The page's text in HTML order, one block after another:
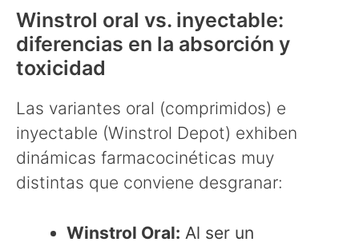
Winstrol oral vs. inyectable:
diferencias en la absorción y
toxicidad
Las variantes oral (comprimidos) e
inyectable (Winstrol Depot) exhiben
dinámicas farmacocinéticas muy
distintas que conviene desgranar:
Winstrol Oral: Al ser un